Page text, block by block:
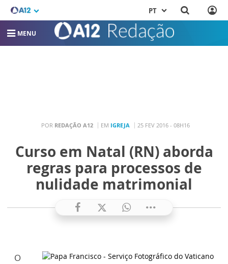
PT
MENU
POR REDAÇÃO A12 EM IGREJA 25 FEV 2016 - 08H16
Curso em Natal (RN) aborda
regras para processos de
nulidade matrimonial
O